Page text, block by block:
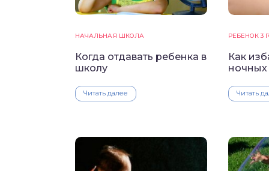
НАЧАЛЬНАЯ ШКОЛА
Когда отдавать ребенка в
школу
Читать далее
РЕБЕНОК 3
Как
Читать